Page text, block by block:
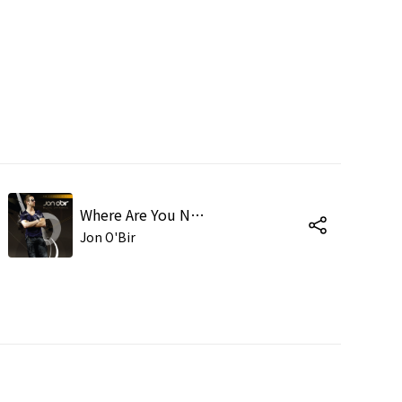
Where Are You Now (feat. Solar Movement) [Extended Mix]
Jon O'Bir